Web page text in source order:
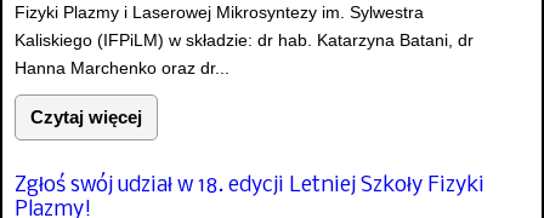
Fizyki Plazmy i Laserowej Mikrosyntezy im. Sylwestra
Kaliskiego (IFPiLM) w składzie: dr hab. Katarzyna Batani, dr
Hanna Marchenko oraz dr...
Czytaj więcej
Zgłoś swój udział w 18. edycji Letniej Szkoły Fizyki
Plazmy!